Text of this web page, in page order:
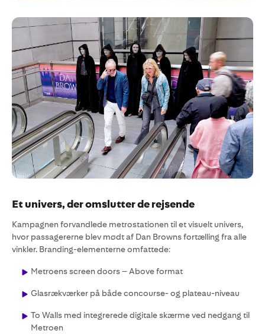
Et univers, der omslutter de rejsende
Kampagnen forvandlede metrostationen til et visuelt univers,
hvor passagererne blev mødt af Dan Browns fortælling fra alle
vinkler. Branding-elementerne omfattede:
Metroens screen doors – Above format
Glasrækværker på både concourse- og plateau-niveau
To Walls med integrerede digitale skærme ved nedgang til
Metroen